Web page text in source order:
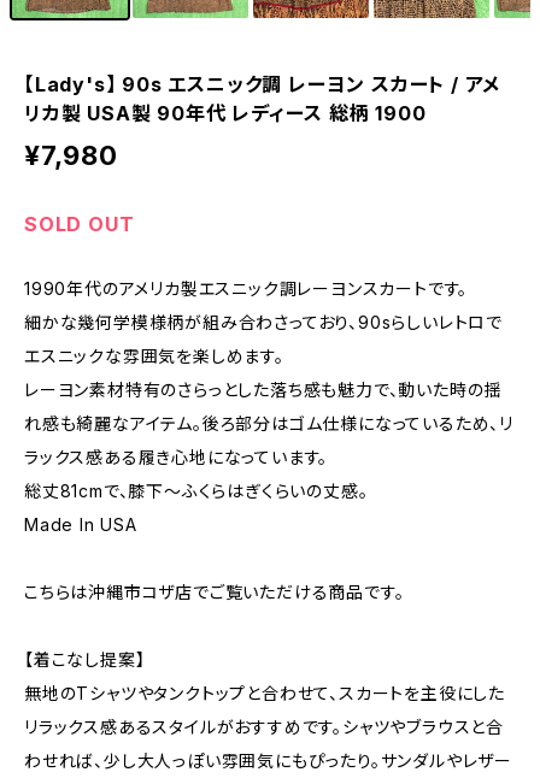
【Lady's】 90s エスニック調 レーヨン スカート / アメ
リカ製 USA製 90年代 レディース 総柄 1900
¥7,980
SOLD OUT
1990年代のアメリカ製エスニック調レーヨンスカートです。
細かな幾何学模様柄が組み合わさっており、90sらしいレトロで
エスニックな雰囲気を楽しめます。
レーヨン素材特有のさらっとした落ち感も魅力で、動いた時の揺
れ感も綺麗なアイテム。後ろ部分はゴム仕様になっているため、リ
ラックス感ある履き心地になっています。
総丈81cmで、膝下〜ふくらはぎくらいの丈感。
Made In USA
こちらは沖縄市コザ店でご覧いただける商品です。
【着こなし提案】
無地のTシャツやタンクトップと合わせて、スカートを主役にした
リラックス感あるスタイルがおすすめです。シャツやブラウスと合
わせれば、少し大人っぽい雰囲気にもぴったり。サンダルやレザー